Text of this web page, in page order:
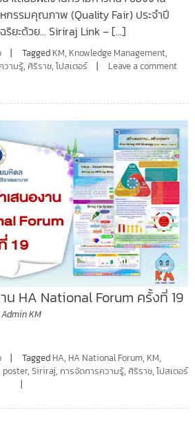
กรรมคุณภาพ (Quality Fair) ประจำปี
ริยะด้วย… Siriraj Link – […]
Tagged KM, Knowledge Management,
วามรู้, ศิริราช, โปสเตอร์ Leave a comment
น HA National Forum ครั้งที่ 19
Admin KM
Tagged HA, HA National Forum, KM,
poster, Siriraj, การจัดการความรู้, ศิริราช, โปสเตอร์